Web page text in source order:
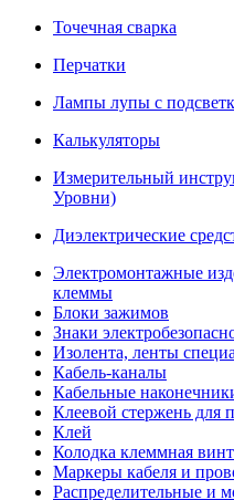
Точечная сварка
Перчатки
Лампы лупы с
Калькуляторы
Измерительный
Уровни)
Диэлектрические
Электромонтажные
клеммы
Блоки зажимов
Знаки
Изолента, ленты
Кабель-каналы
Кабельные
Клеевой стержень для
Клей
Колодка клеммная
Маркеры кабеля и
Распределительные и